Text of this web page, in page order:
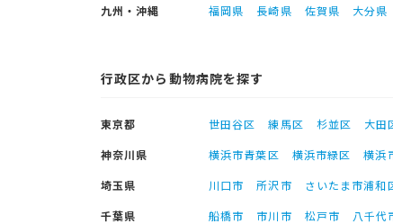
九州・沖縄
福岡県 長崎県 佐賀県 大分県
行政区から動物病院を探す
東京都 世田谷区 練馬区 杉並区 大田
神奈川県
横浜市青葉区 横浜市緑区 横浜
埼玉県
川口市 所沢市 さいたま市浦和
千葉県
船橋市 市川市 松戸市 八千代